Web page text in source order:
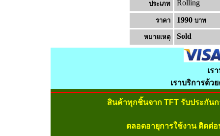
ประเภท Rolling
ราคา 1990 บาท
หมายเหต Sold
เร
เราบริการด้ว
สินค้าทุกชิ้นจาก TFT รับประกัน
ตลอดอายุการใช้งาน ติดต่